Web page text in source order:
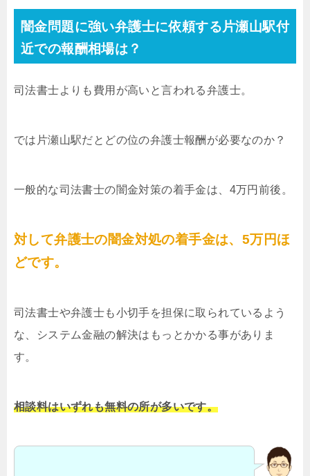
闇金問題に強い弁護士に依頼する片瀬山駅付
近での報酬相場は？
司法書士よりも費用が高いと言われる弁護士。
では片瀬山駅だとどの位の弁護士報酬が必要なのか？
一般的な司法書士の闇金対策の着手金は、4万円前後。
対して弁護士の闇金対処の着手金は、5万円ほ
どです。
司法書士や弁護士も小切手を担保に取られているよう
な、システム金融の解決はもっとかかる事がありま
す。
相談料はいずれも無料の所が多いです。